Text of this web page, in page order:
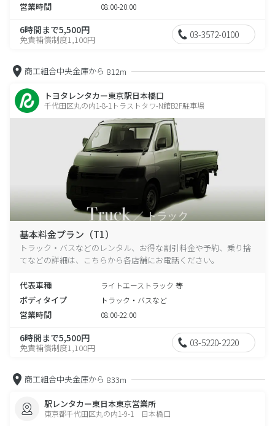
営業時間 08:00-20:00
6時間まで5,500円
免責補償制度1,100円 03-3572-0100
商工組合中央金庫から 812m
トヨタレンタカー東京駅日本橋口
千代田区丸の内1-8-1トラストタワ-N館B2F駐車場
基本料金プラン（T1）
トラック・バスなどのレンタル、お得な割引料金や予約、乗り捨
てなどの詳細は、こちらから各店舗にお電話ください。
代表車種 ライトエーストラック 等
ボディタイプ トラック・バスなど
営業時間 08:00-22:00
6時間まで5,500円
免責補償制度1,100円 03-5220-2220
商工組合中央金庫から 833m
駅レンタカー東日本東京営業所
東京都千代田区丸の内1-9-1 日本橋口